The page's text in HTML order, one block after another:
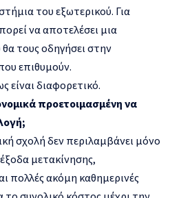
του εξωτερικού. Για
να αποτελέσει μια
τους οδηγήσει στην
επιθυμούν.
είναι διαφορετικό.
προετοιμασμένη να
σχολή δεν περιλαμβάνει μόνο
μετακίνησης,
πολλές ακόμη καθημερινές